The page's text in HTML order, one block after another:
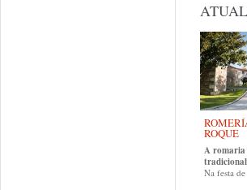
ROQUE
A romaria
Na festa